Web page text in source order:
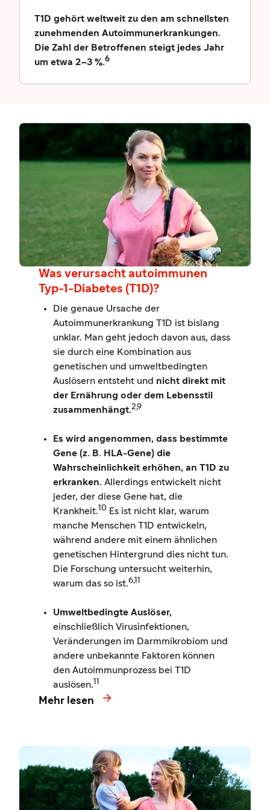
T1D gehört weltweit zu den am schnellsten
zunehmenden Autoimmunerkrankungen.
Die Zahl der Betroffenen steigt jedes Jahr
um etwa 2–3 %.6
Was verursacht autoimmunen
Typ-1-Diabetes (T1D)?
Die genaue Ursache der
Autoimmunerkrankung T1D ist bislang
unklar. Man geht jedoch davon aus, dass
sie durch eine Kombination aus
genetischen und umweltbedingten
Auslösern entsteht und nicht direkt mit
der Ernährung oder dem Lebensstil
zusammenhängt.2,9
Es wird angenommen, dass bestimmte
Gene (z. B. HLA-Gene) die
Wahrscheinlichkeit erhöhen, an T1D zu
erkranken. Allerdings entwickelt nicht
jeder, der diese Gene hat, die
Krankheit.10 Es ist nicht klar, warum
manche Menschen T1D entwickeln,
während andere mit einem ähnlichen
genetischen Hintergrund dies nicht tun.
Die Forschung untersucht weiterhin,
warum das so ist.6,11
Umweltbedingte Auslöser,
einschließlich Virusinfektionen,
Veränderungen im Darmmikrobiom und
andere unbekannte Faktoren können
den Autoimmunprozess bei T1D
auslösen.11
Mehr lesen 